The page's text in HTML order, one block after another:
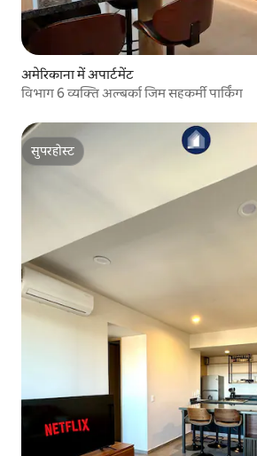
अमेरिकाना में अपार्टमेंट
विभाग 6 व्यक्ति अल्बर्का जिम सहकर्मी पार्किंग
सुपरहोस्ट
सुपरहोस्ट